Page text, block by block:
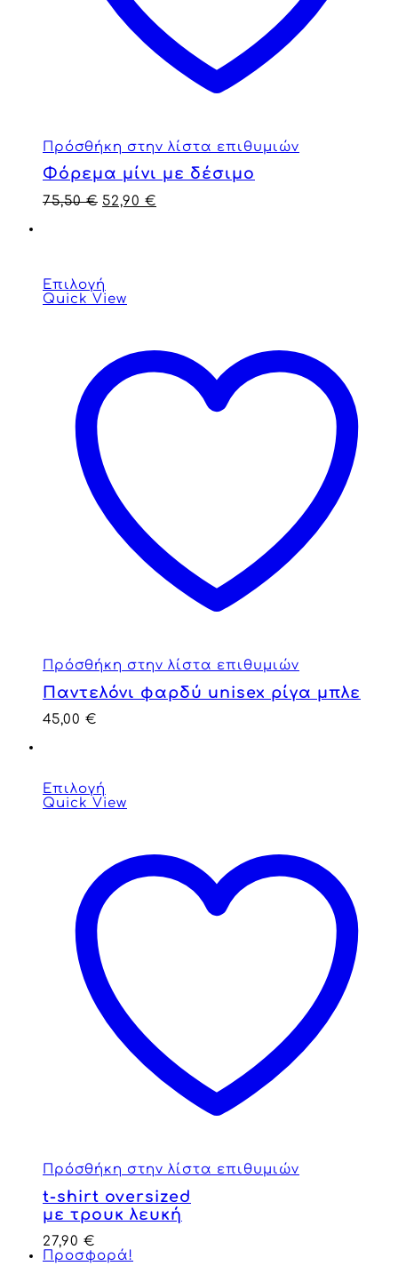
Πρόσθήκη στην λίστα επιθυμιών
Φόρεμα μίνι με δέσιμο
75,50€ 52,90 €
Επιλογή
Quick View
Πρόσθήκη στην λίστα επιθυμιών
Παντελόνι φαρδύ unisex ρίγα μπλε
45,00 €
Επιλογή
Quick View
Πρόσθήκη στην λίστα επιθυμιών
t-shirt oversized
με τρουκ λευκή
27,90 €
Προσφορά!